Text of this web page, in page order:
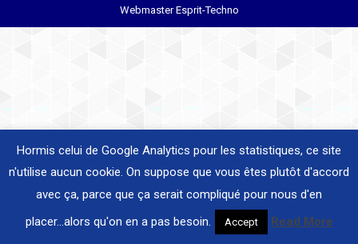
Facebook
WebmasterEsprit-Techno
Hormis celui de Google Analytics pour les statistiques, ce site
n'utilise aucun cookie. On suppose que vous êtes plutôt d'accord
avec ça, parce que ça serait compliqué pour nous d'en
placer...alors qu'on en a pas besoin.
Accept Read More